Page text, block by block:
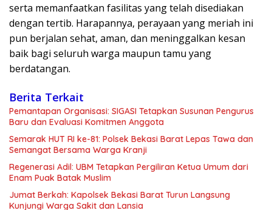
serta memanfaatkan fasilitas yang telah disediakan
dengan tertib. Harapannya, perayaan yang meriah ini
pun berjalan sehat, aman, dan meninggalkan kesan
baik bagi seluruh warga maupun tamu yang
berdatangan.
Berita Terkait
Pemantapan Organisasi: SIGASI Tetapkan Susunan Pengurus
Baru dan Evaluasi Komitmen Anggota
Semarak HUT RI ke-81: Polsek Bekasi Barat Lepas Tawa dan
Semangat Bersama Warga Kranji
Regenerasi Adil: UBM Tetapkan Pergiliran Ketua Umum dari
Enam Puak Batak Muslim
Jumat Berkah: Kapolsek Bekasi Barat Turun Langsung
Kunjungi Warga Sakit dan Lansia